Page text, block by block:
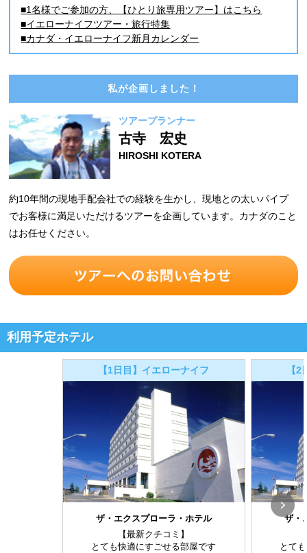
■1名様でご参加の方、【ひとり旅専用ツアー】はこちら
■イエローナイフツアー・旅行特集
■カナダ・イエローナイフ新月カレンダー
私が企画しました！
ツアープランナー
古寺 宏史
HIROSHI KOTERA
約10年間の現地手配会社での経験を生かし、現地との太いパイプ
でお客様に満足いただけるツアーを企画しています。カナダのこと
はお任せください。
利用予定ホテル
【1日目】イエローナイフ
ザ・エクスプローラ・ホテル
【最新クチコミ】
とても快適にすごせる部屋です
【
ザ・
とて